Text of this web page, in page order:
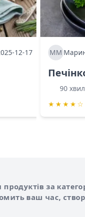
12-17 ММ
90
★ ★ ★ ★ ☆
за
ваш час,